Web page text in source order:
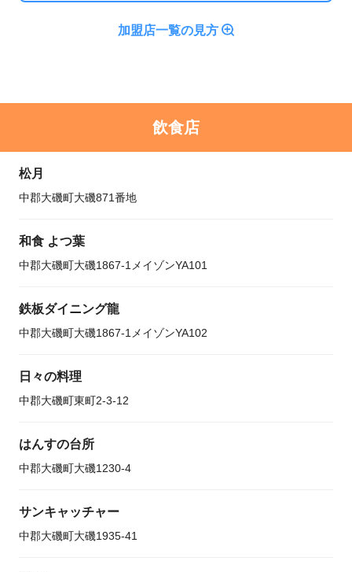
加盟店一覧の見方
飲食店
松月
中郡大磯町大磯871番地
和食 よつ葉
中郡大磯町大磯1867-1メイゾンYA101
鉄板ダイニング龍
中郡大磯町大磯1867-1メイゾンYA102
日々の料理
中郡大磯町東町2-3-12
はんすの台所
中郡大磯町大磯1230-4
サンキャッチャー
中郡大磯町大磯1935-41